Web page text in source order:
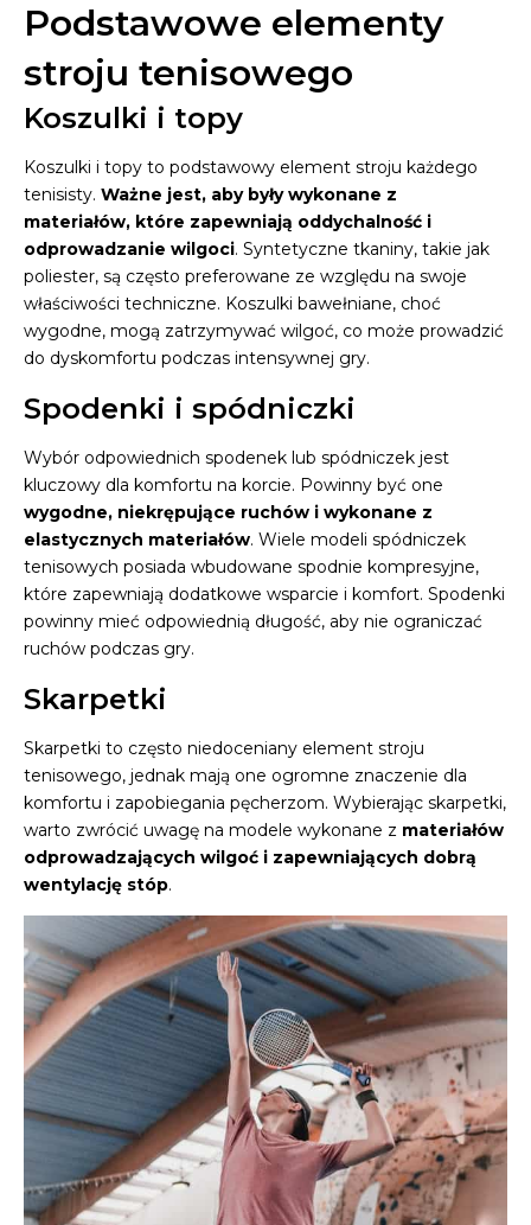
Podstawowe elementy
stroju tenisowego
Koszulki i topy
Koszulki i topy to podstawowy element stroju każdego
tenisisty. Ważne jest, aby były wykonane z
materiałów, które zapewniają oddychalność i
odprowadzanie wilgoci. Syntetyczne tkaniny, takie jak
poliester, są często preferowane ze względu na swoje
właściwości techniczne. Koszulki bawełniane, choć
wygodne, mogą zatrzymywać wilgoć, co może prowadzić
do dyskomfortu podczas intensywnej gry.
Spodenki i spódniczki
Wybór odpowiednich spodenek lub spódniczek jest
kluczowy dla komfortu na korcie. Powinny być one
wygodne, niekrępujące ruchów i wykonane z
elastycznych materiałów. Wiele modeli spódniczek
tenisowych posiada wbudowane spodnie kompresyjne,
które zapewniają dodatkowe wsparcie i komfort. Spodenki
powinny mieć odpowiednią długość, aby nie ograniczać
ruchów podczas gry.
Skarpetki
Skarpetki to często niedoceniany element stroju
tenisowego, jednak mają one ogromne znaczenie dla
komfortu i zapobiegania pęcherzom. Wybierając skarpetki,
warto zwrócić uwagę na modele wykonane z materiałów
odprowadzających wilgoć i zapewniających dobrą
wentylację stóp.